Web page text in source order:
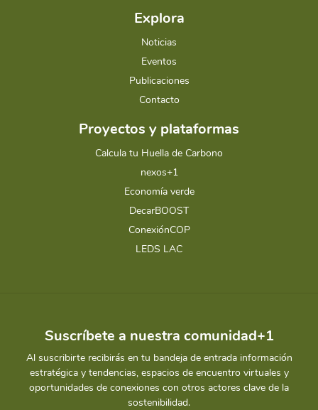
Explora
Noticias
Eventos
Publicaciones
Contacto
Proyectos y plataformas
Calcula tu Huella de Carbono
nexos+1
Economía verde
DecarBOOST
ConexiónCOP
LEDS LAC
Suscríbete a nuestra comunidad+1
Al suscribirte recibirás en tu bandeja de entrada información
estratégica y tendencias, espacios de encuentro virtuales y
oportunidades de conexiones con otros actores clave de la
sostenibilidad.